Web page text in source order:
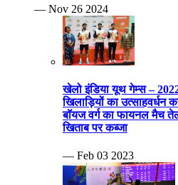
— Nov 26 2024
खेलो इंडिया यूथ गेम्स –
खिलाड़ियों का उत्साहवर्धन
बॉयज वर्ग का फायनल मैच
खिताब पर कब्जा
— Feb 03 2023